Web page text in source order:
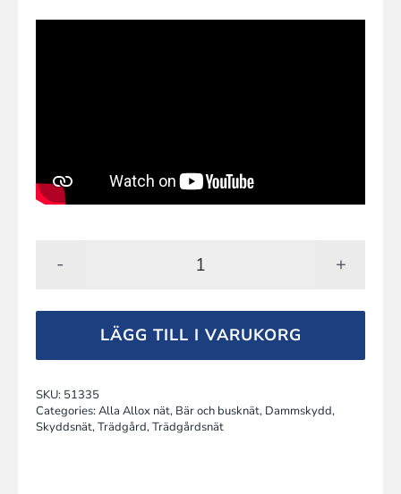
Skyddsnät
4x5
m
LÄGG TILL I VARUKORG
SKU: 51335
Categories:Alla Allox nät, Bär och busknät, Dammskydd,
Skyddsnät,Trädgård,Trädgårdsnät